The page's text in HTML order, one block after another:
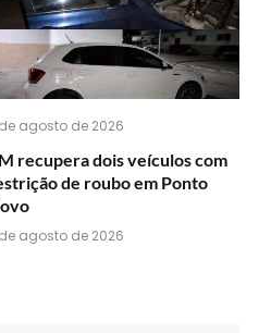
WhatsApp?
agosto de 2026
recupera dois veículos com
de roubo em Ponto
agosto de 2026